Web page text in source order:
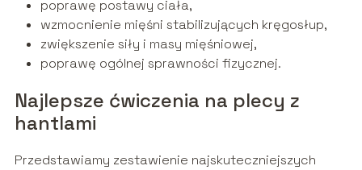
poprawę postawy ciała,
wzmocnienie mięśni stabilizujących kręgosłup,
zwiększenie siły i masy mięśniowej,
poprawę ogólnej sprawności fizycznej.
Najlepsze ćwiczenia na plecy z
hantlami
Przedstawiamy zestawienie najskuteczniejszych